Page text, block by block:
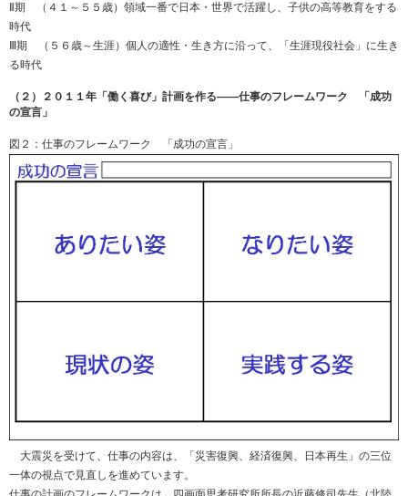
Ⅱ期 （４１～５５歳）領域一番で日本・世界で活躍し、子供の高等教育をする
時代
Ⅲ期 （５６歳～生涯）個人の適性・生き方に沿って、「生涯現役社会」に生き
る時代
（２）２０１１年「働く喜び」計画を作る――仕事のフレームワーク 「成功
の宣言」
図２：仕事のフレームワーク 「成功の宣言」
大震災を受けて、仕事の内容は、「災害復興、経済復興、日本再生」の三位
一体の視点で見直しを進めています。